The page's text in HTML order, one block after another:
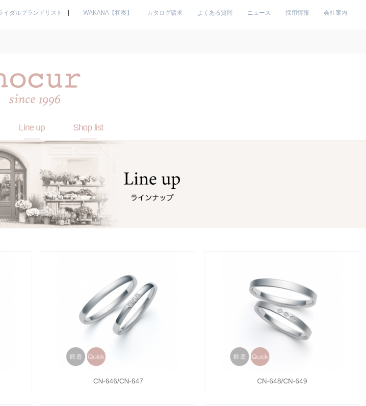
イダルブランドリスト WAKANA【和奏】 カタログ請求 よくある質問 ニュース 採用情報 会社案内
Line up Shop list
CN-646/CN-647 CN-648/CN-649